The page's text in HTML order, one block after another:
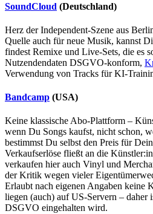
SoundCloud (Deutschland)
Herz der Independent-Szene aus
Quelle auch für neue Musik, kannst
findest Remixe und Live-Sets, die es
Nutzendendaten DSGVO-konform,
Verwendung von Tracks für KI-
Bandcamp (USA)
Keine klassische Abo-Plattform –
wenn Du Songs kaufst, nicht schon,
bestimmst Du selbst den Preis für
Verkaufserlöse fließt an die
verkaufen hier auch Vinyl und
der Kritik wegen vieler
Erlaubt nach eigenen Angaben keine
liegen (auch) auf US-Servern – daher
DSGVO eingehalten wird.